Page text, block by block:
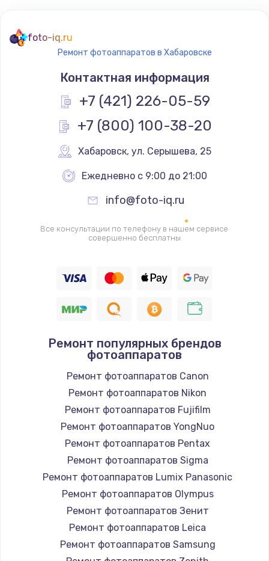
Замена термостата
1200 руб.
Заказать
Замена реле
Замена термопредохранителя
700 руб.
Заказать
2500 руб.
1400 руб.
Заказать
Замена / ремонт электронного модуля
управления
Заказать
Замена конфорки
Заказать
Замена платы сенсора
foto-iq.ru
Ремонт фотоаппаратов в Хабаровске
Контактная информация
+7 (421) 226-05-59
+7 (800) 100-38-20
Хабаровск, ул. Серышева, 25
Ежедневно с 9:00 до 21:00
info@foto-iq.ru
Все консультации по телефону в нашем сервисе
совершенно бесплатны
Ремонт популярных брендов
фотоаппаратов
Ремонт фотоаппаратов Canon
Ремонт фотоаппаратов Nikon
Ремонт фотоаппаратов Fujifilm
Ремонт фотоаппаратов YongNuo
Ремонт фотоаппаратов Pentax
Ремонт фотоаппаратов Sigma
Ремонт фотоаппаратов Lumix Panasonic
Ремонт фотоаппаратов Olympus
Ремонт фотоаппаратов Зенит
Ремонт фотоаппаратов Leica
Ремонт фотоаппаратов Samsung